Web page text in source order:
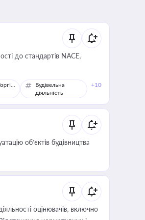
до стандартів NACE,
Торгівля
Будівельна
діяльність
+10
об’єктів будівництва
оцінювачів, включно